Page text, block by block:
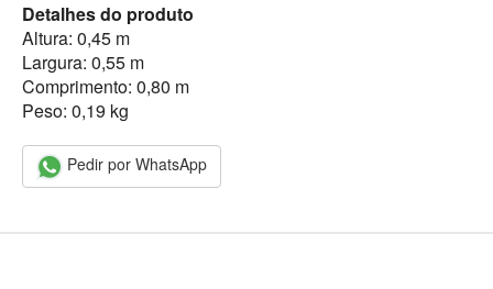
Detalhes do produto
Altura: 0,45 m
Largura: 0,55 m
Comprimento: 0,80 m
Peso: 0,19 kg
Pedir por WhatsApp